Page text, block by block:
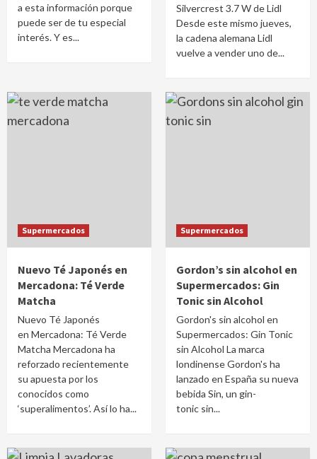
a esta información porque
puede ser de tu especial
interés. Y es...
Silvercrest 3.7 W de Lidl
Desde este mismo jueves,
la cadena alemana Lidl
vuelve a vender uno de...
Supermercados
Nuevo Té Japonés en
Mercadona: Té Verde
Matcha
Nuevo Té Japonés
en Mercadona: Té Verde
Matcha Mercadona ha
reforzado recientemente
su apuesta por los
conocidos como
‘superalimentos’. Así lo ha...
Supermercados
Gordon’s sin alcohol en
Supermercados: Gin
Tonic sin Alcohol
Gordon's sin alcohol en
Supermercados: Gin Tonic
sin Alcohol La marca
londinense Gordon's ha
lanzado en España su nueva
bebida Sin, un gin-
tonic sin...